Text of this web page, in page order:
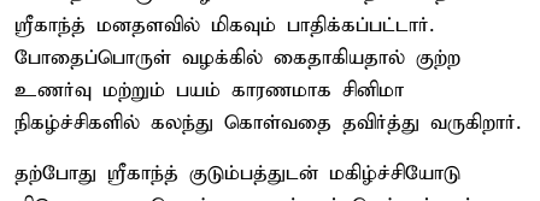
ஸ்ரீகாந்த் மனதளவில் மிகவும் பாதிக்கப்பட்டார்.
போதைப்பொருள் வழக்கில் கைதாகியதால் குற்ற
உணர்வு மற்றும் பயம் காரணமாக சினிமா
நிகழ்ச்சிகளில் கலந்து கொள்வதை தவிர்த்து வருகிறார்.
தற்போது ஸ்ரீகாந்த் குடும்பத்துடன் மகிழ்ச்சியோடு